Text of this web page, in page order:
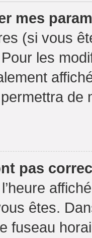
mes
(si vous
les
de
pas
êtes.
fuseau